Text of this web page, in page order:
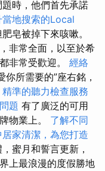
時，他們首先承諾
當地搜索的Local
皂被掉下來咳嗽。
非常全面，以至於希
非常受歡迎。 經絡
你所需要的”座右銘，
精準的聽力檢查服務
題 有了廣泛的可用
物業上。 了解不同
居家清潔，為您打造
蜜月和誓言更新，
上最浪漫的度假勝地